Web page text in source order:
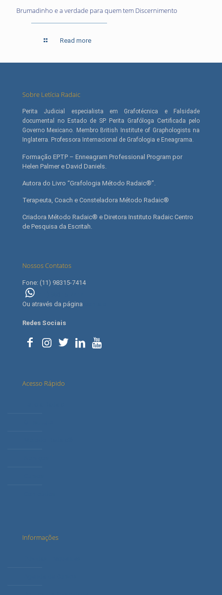
Brumadinho e a verdade para quem tem Discernimento
Read more
Sobre Letícia Radaic
Perita Judicial especialista em Grafotécnica e Falsidade
documental no Estado de SP. Perita Grafóloga Certificada pelo
Governo Mexicano. Membro British Institute of Graphologists na
Inglaterra. Professora Internacional de Grafologia e Eneagrama.
Formação EPTP – Enneagram Professional Program por
Helen Palmer e David Daniels.
Autora do Livro “Grafologia Método Radaic®”.
Terapeuta, Coach e Consteladora Método Radaic®
Criadora Método Radaic® e Diretora Instituto Radaic Centro
de Pesquisa da Escritah.
Nossos Contatos
Fone: (11) 98315-7414
Ou através da página
Redes Sociais
Acesso Rápido
Informações